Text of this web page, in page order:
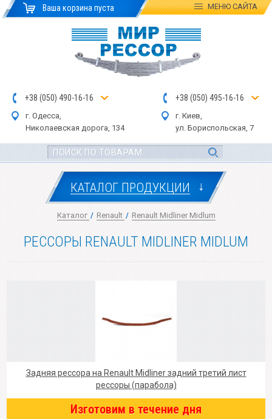
Ваша корзина пуста МЕНЮСАЙТА
+38 (050) 490-16-16
г. Одесса,
Николаевская дорога, 134
+38 (050) 495-16-16
г. Киев,
ул. Бориспольская, 7
КАТАЛОГ ПРОДУКЦИИ ↓
Каталог / Renault / Renault Midliner Midlum
РЕССОРЫ RENAULT MIDLINER MIDLUM
Задняя рессора на Renault Midliner задний третий лист
рессоры (парабола)
Изготовим в течение дня